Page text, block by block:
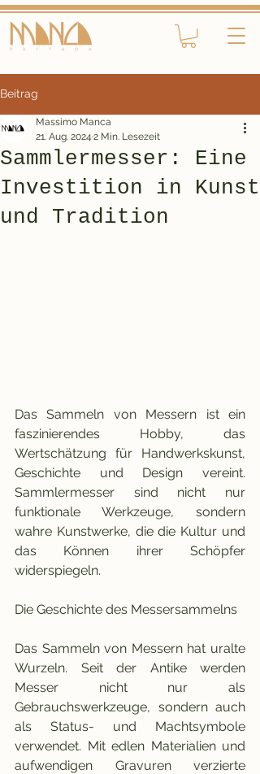
Beitrag
Sammlermesser: Eine
Investition in Kunst
und Tradition
Massimo Manca
21. Aug. 2024 2 Min. Lesezeit
Das Sammeln von Messern ist ein
faszinierendes Hobby, das
Wertschätzung für Handwerkskunst,
Geschichte und Design vereint.
Sammlermesser sind nicht nur
funktionale Werkzeuge, sondern
wahre Kunstwerke, die die Kultur und
das Können ihrer Schöpfer
widerspiegeln.
Die Geschichte des Messersammelns
Das Sammeln von Messern hat uralte
Wurzeln. Seit der Antike werden
Messer nicht nur als
Gebrauchswerkzeuge, sondern auch
als Status- und Machtsymbole
verwendet. Mit edlen Materialien und
aufwendigen Gravuren verzierte